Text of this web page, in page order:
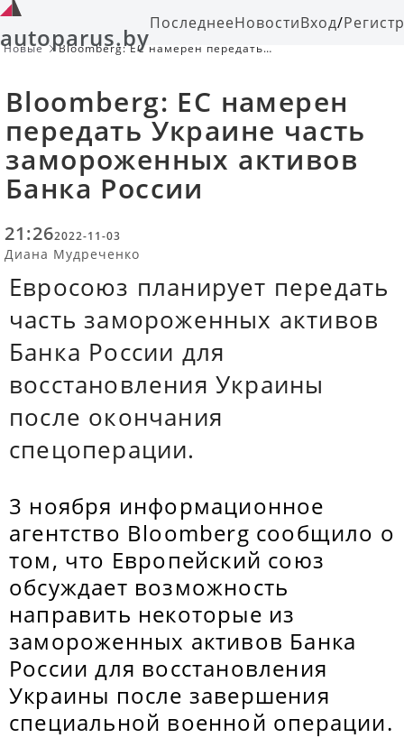
autoparus.byПоследнееНовостиВход/
Новые
Bloomberg: ЕС намерен передать
Bloomberg: ЕС намерен
передать Украине часть
замороженных активов
Банка России
21:262022-11-03
Диана Мудреченко
Евросоюз планирует передать
часть замороженных активов
Банка России для
восстановления Украины
после окончания
спецоперации.
3 ноября информационное
агентство Bloomberg сообщило о
том, что Европейский союз
обсуждает возможность
направить некоторые из
замороженных активов Банка
России для восстановления
Украины после завершения
специальной военной операции.